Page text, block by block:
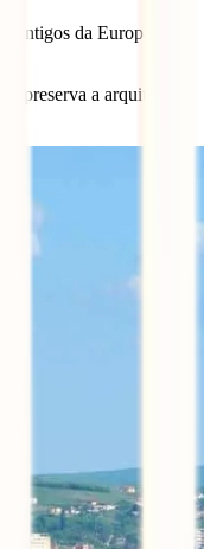
antigos da Europa, com
preserva a arquitetura